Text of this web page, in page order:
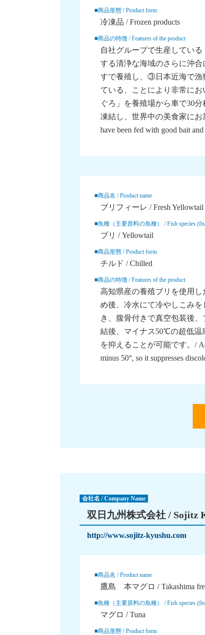
■商品形態 / Product form
冷凍品 / Frozen products
■商品の特徴 / Features of the product
自社グループで生産してい
する清浄な海域のさらに沖
すで養殖し、③日本近海で漁
ている、ことにより非常に
ぐろ」を養殖場から車で30
凍結し、世界中の美食家にお
have been fed with good bait
■商品名 / Product name
ブリフィーレ / Fresh
■魚種（主要原料の魚種） / Fish species
ブリ / Yellowtail
■商品形態 / Product form
チルド / Chilled
■商品の特徴 / Features of the product
高知県産の養殖ブリを使用
め後、冷水にて冷やしこみ
き、腹骨付きで真空包装後
結後、マイナス50℃の超低温
を抑えることが可能です。/
minus 50°, so it suppresses
会社名 / Company Name
双日九州株式会社 / Sojitz
http://www.sojitz-kyushu.com
■商品名 / Product name
鷹島 本マグロ / Takashima
■魚種（主要原料の魚種） / Fish species
マグロ / Tuna
■商品形態 / Product form